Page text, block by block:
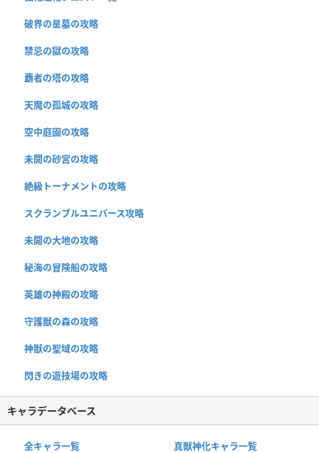
破界の星墓の攻略
禁忌の獄の攻略
覇者の塔の攻略
天魔の孤城の攻略
空中庭園の攻略
未開の砂宮の攻略
絶級トーナメントの攻略
スクランブルユニバース攻略
未開の大地の攻略
秘海の冒険船の攻略
英雄の神殿の攻略
守護獣の森の攻略
神獣の聖域の攻略
閃きの遊技場の攻略
キャラデータベース
全キャラ一覧 真獣神化キャラ一覧